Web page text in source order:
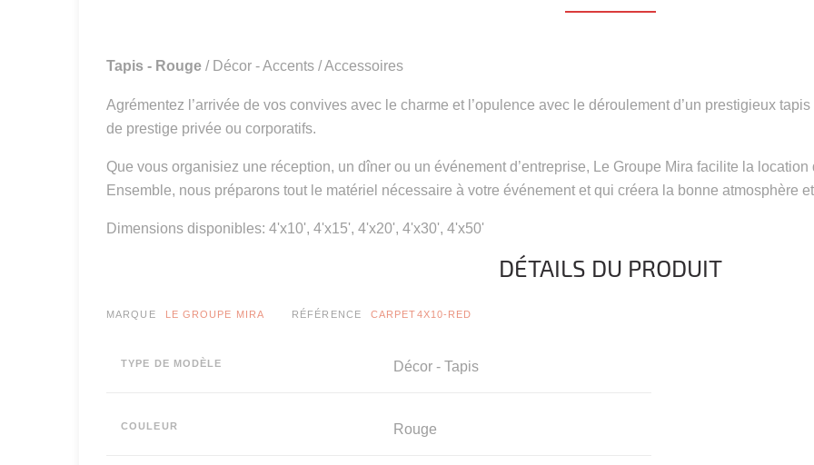
Tapis - Rouge / Décor - Accents / Accessoires
Agrémentez l’arrivée de vos convives avec le charme et l’opulence avec le déroulement d’un prestigieux
de prestige privée ou corporatifs.
Que vous organisiez une réception, un dîner ou un événement d’entreprise, Le Groupe Mira facilite la
Ensemble, nous préparons tout le matériel nécessaire à votre événement et qui créera la bonne atmosphère
Dimensions disponibles: 4'x10', 4'x15', 4'x20', 4'x30', 4'x50'
DÉTAILS DU PRODUIT
MARQUE LE GROUPE MIRA RÉFÉRENCE CARPET4X10-RED
TYPE DE MODÈLE Décor - Tapis
COULEUR Rouge